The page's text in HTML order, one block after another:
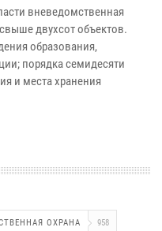
вневедомственная
двухсот объектов.
образования,
порядка семидесяти
и места хранения
ОХРАНА 958